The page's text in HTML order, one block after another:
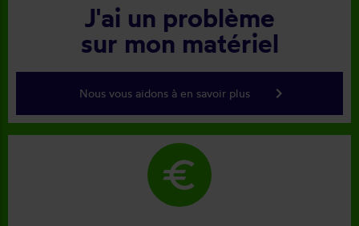
J'ai un problème
sur mon matériel
Nous vous aidons à en savoir plus keyboard_arrow_right
euro